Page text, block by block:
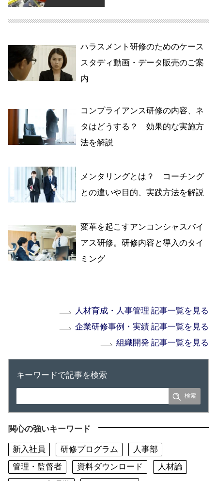
ハラスメント研修のためのケース
スタディ動画・データ販売のご案
内
コンプライアンス研修の内容、ネ
タはどうする？ 効果的な実施方
法を解説
メンタリングとは？ コーチング
との違いや目的、実践方法を解説
変革を起こすアンコンシャスバイ
アス研修。研修内容と導入のタイ
ミング
人材育成・人事管理 記事一覧を見る
企業研修事例・実績 記事一覧を見る
組織開発 記事一覧を見る
キーワードで記事を検索
関心の強いキーワード
新入社員 研修プログラム
人事部
管理・監督者
資料ダウンロード
人材論